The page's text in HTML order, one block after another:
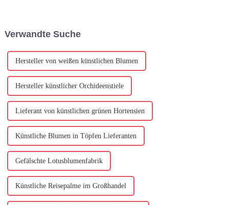
entwerfen und zu installieren ...
Verwandte Suche
Hersteller von weißen künstlichen Blumen
Hersteller künstlicher Orchideenstiele
Lieferant von künstlichen grünen Hortensien
Künstliche Blumen in Töpfen Lieferanten
Gefälschte Lotusblumenfabrik
Künstliche Reisepalme im Großhandel